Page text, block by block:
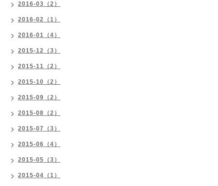
2016-03（2）
2016-02（1）
2016-01（4）
2015-12（3）
2015-11（2）
2015-10（2）
2015-09（2）
2015-08（2）
2015-07（3）
2015-06（4）
2015-05（3）
2015-04（1）